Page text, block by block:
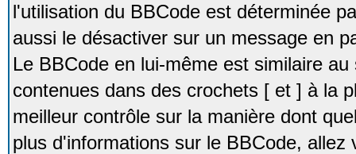
l'utilisation du BBCode est déterminée
aussi le désactiver sur un message en
Le BBCode en lui-même est similaire
contenues dans des crochets [ et ] à la
meilleur contrôle sur la manière dont
plus d'informations sur le BBCode,